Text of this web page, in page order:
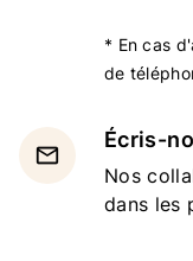
* En cas
de
email
Écris-
Nos
dans les